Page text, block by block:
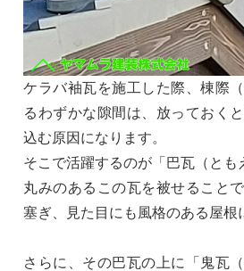
ケラバ袖瓦を施工した際、棟際
るわずかな隙間は、放っておく
込む原因になります。
そこで活躍するのが「巴瓦（とも
丸みのあるこの瓦を被せること
塞ぎ、見た目にも風格のある屋根
さらに、その巴瓦の上に「鬼瓦